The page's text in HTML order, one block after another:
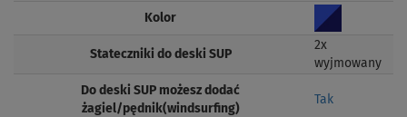
Kolor
Stateczniki do deski SUP
2x
wyjmowany
Do deski SUP możesz dodać
żagiel/pędnik(windsurfing)
Tak